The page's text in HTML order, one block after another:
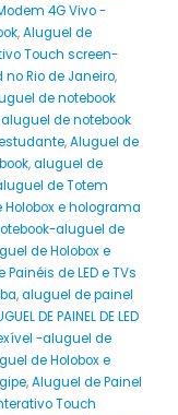
4G Vivo -
,Aluguel de
Touch screen-
Rio de Janeiro,
de notebook
aluguel de notebook
,Aluguel de
,aluguel de
de Totem
e holograma
aluguel de
de Holobox e
de LED e TVs
,aluguel de painel
DE PAINEL DE LED
-aluguel de
de Holobox e
,Aluguel de Painel
Touch